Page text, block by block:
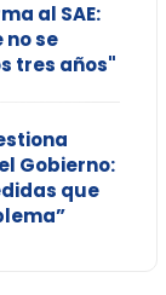
al SAE:
no se
tres años"
Gobierno:
que